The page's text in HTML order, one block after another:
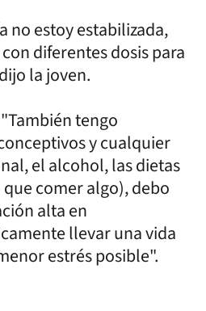
no estoy estabilizada,
diferentes dosis para
la joven.
tengo
y cualquier
el alcohol, las dietas
comer algo), debo
alta en
llevar una vida
estrés posible".